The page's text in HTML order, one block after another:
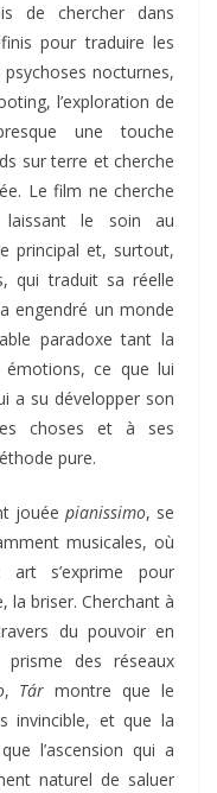
de chercher dans
pour traduire les
nocturnes,
l’exploration de
une touche
sur terre et cherche
Le film ne cherche
laissant le soin au
principal et, surtout,
qui traduit sa réelle
engendré un monde
paradoxe tant la
ce que lui
a su développer son
choses et à ses
pure.
jouée pianissimo, se
musicales, où
s’exprime pour
la briser. Cherchant à
du pouvoir en
des réseaux
, Tár montre que le
invincible, et que la
l’ascension qui a
naturel de saluer